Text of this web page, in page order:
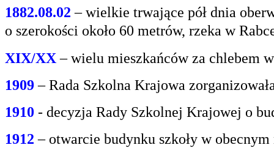
1882.08.02 – wielkie trwające pół dnia
o szerokości około 60 metrów, rzeka w
XIX/XX– wielu mieszkańców za chlebem
1909 – Rada Szkolna Krajowa
1910 - decyzja Rady Szkolnej Krajowej o
1912 – otwarcie budynku szkoły w